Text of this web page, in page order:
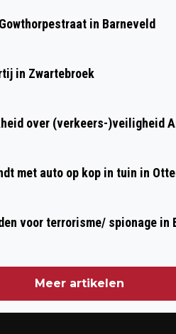
BIJ
BOEKEN
in Barneveld
in Zwartebroek
over (verkeers-)veiligheid
met auto op kop in tuin in
voor terrorisme/ spionage in
Meer artikelen